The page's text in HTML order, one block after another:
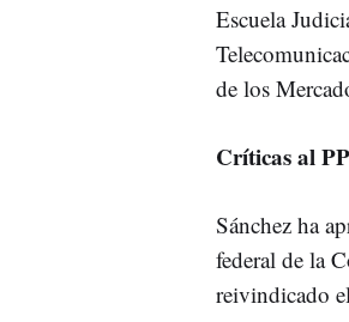
Escuela
de los
Críticas al PP
Sánchez ha
federal de la
reivindicado